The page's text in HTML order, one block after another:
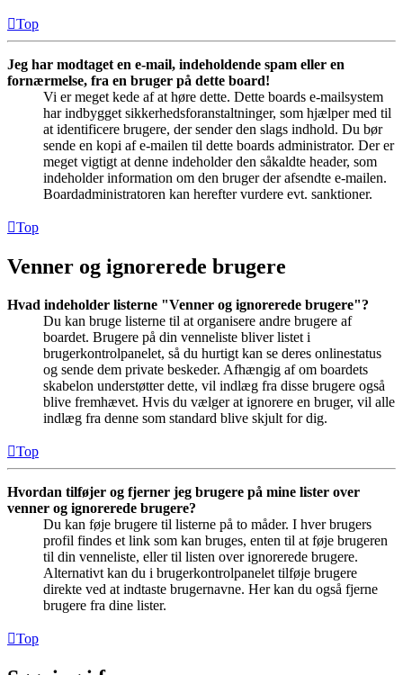
Top
Jeg har modtaget en e-mail, indeholdende spam eller en
fornærmelse, fra en bruger på dette board!
Vi er meget kede af at høre dette. Dette boards e-mailsystem
har indbygget sikkerhedsforanstaltninger, som hjælper med til
at identificere brugere, der sender den slags indhold. Du bør
sende en kopi af e-mailen til dette boards administrator. Der er
meget vigtigt at denne indeholder den såkaldte header, som
indeholder information om den bruger der afsendte e-mailen.
Boardadministratoren kan herefter vurdere evt. sanktioner.
Top
Venner og ignorerede brugere
Hvad indeholder listerne "Venner og ignorerede brugere"?
Du kan bruge listerne til at organisere andre brugere af
boardet. Brugere på din venneliste bliver listet i
brugerkontrolpanelet, så du hurtigt kan se deres onlinestatus
og sende dem private beskeder. Afhængig af om boardets
skabelon understøtter dette, vil indlæg fra disse brugere også
blive fremhævet. Hvis du vælger at ignorere en bruger, vil alle
indlæg fra denne som standard blive skjult for dig.
Top
Hvordan tilføjer og fjerner jeg brugere på mine lister over
venner og ignorerede brugere?
Du kan føje brugere til listerne på to måder. I hver brugers
profil findes et link som kan bruges, enten til at føje brugeren
til din venneliste, eller til listen over ignorerede brugere.
Alternativt kan du i brugerkontrolpanelet tilføje brugere
direkte ved at indtaste brugernavne. Her kan du også fjerne
brugere fra dine lister.
Top